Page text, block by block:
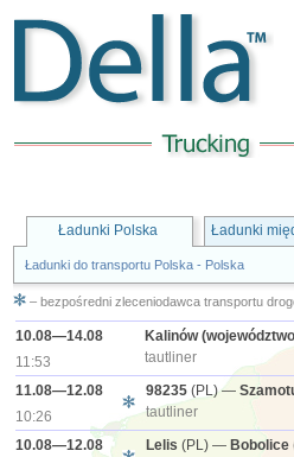
Ładunki Polska Ładunki
Ładunki do transportu Polska - Polska
– bezpośredni zleceniodawca transportu
10.08—14.08 Kalinów
11:53
tautliner
11.08—12.08
98235 (PL) —
10:26
tautliner
10.08—12.08
Lelis (PL) — Bobolice